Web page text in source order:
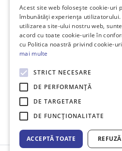
Link-uri utile
Informații utile vizionare
Contact
Soluționarea Online a litigiilor
ANCP
© Copyright 2026
Acest site web folosește cookie-uri
îmbunătăți experiența utilizatorului.
utilizarea site-ului nostru web,
acord cu toate cookie-urile în
cu Politica noastră privind cookie-
mai multe
STRICT NECESARE
DE PERFORMANȚĂ
DE TARGETARE
DE FUNCŢIONALITATE
ACCEPTĂ TOATE